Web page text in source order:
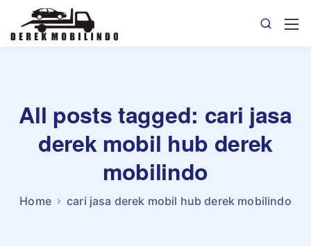
All posts tagged: cari jasa
derek mobil hub derek
mobilindo
Home cari jasa derek mobil hub derek mobilindo